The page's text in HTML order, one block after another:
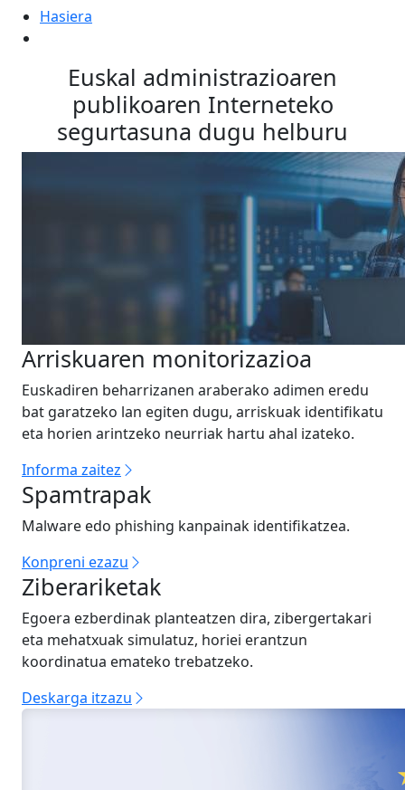
Hasiera
Euskal administrazioaren
publikoaren Interneteko
segurtasuna dugu helburu
Arriskuaren monitorizazioa
Euskadiren beharrizanen araberako adimen eredu
bat garatzeko lan egiten dugu, arriskuak identifikatu
eta horien arintzeko neurriak hartu ahal izateko.
Informa zaitez
Spamtrapak
Malware edo phishing kanpainak identifikatzea.
Konpreni ezazu
Ziberariketak
Egoera ezberdinak planteatzen dira, zibergertakari
eta mehatxuak simulatuz, horiei erantzun
koordinatua emateko trebatzeko.
Deskarga itzazu